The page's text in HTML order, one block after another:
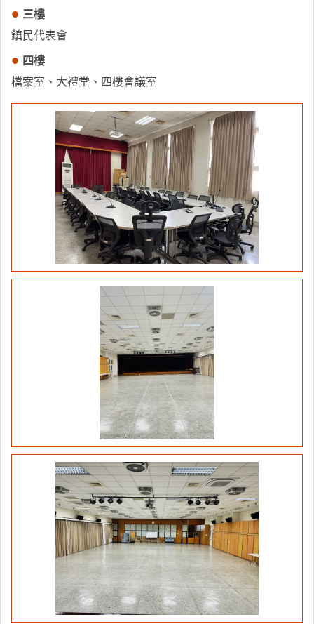
三樓
鎮民代表會
四樓
檔案室、大禮堂、四樓會議室